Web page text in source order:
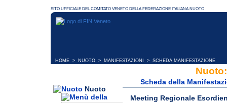
HOME > NUOTO > MANIFESTAZIONI > SCHEDA MANIFESTAZIONE
Nuoto
Scheda della
Meeting Regionale